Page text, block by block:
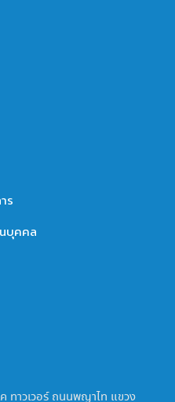
ร
บุคคล
ทาวเวอร์ ถนนพญาไท แขวง